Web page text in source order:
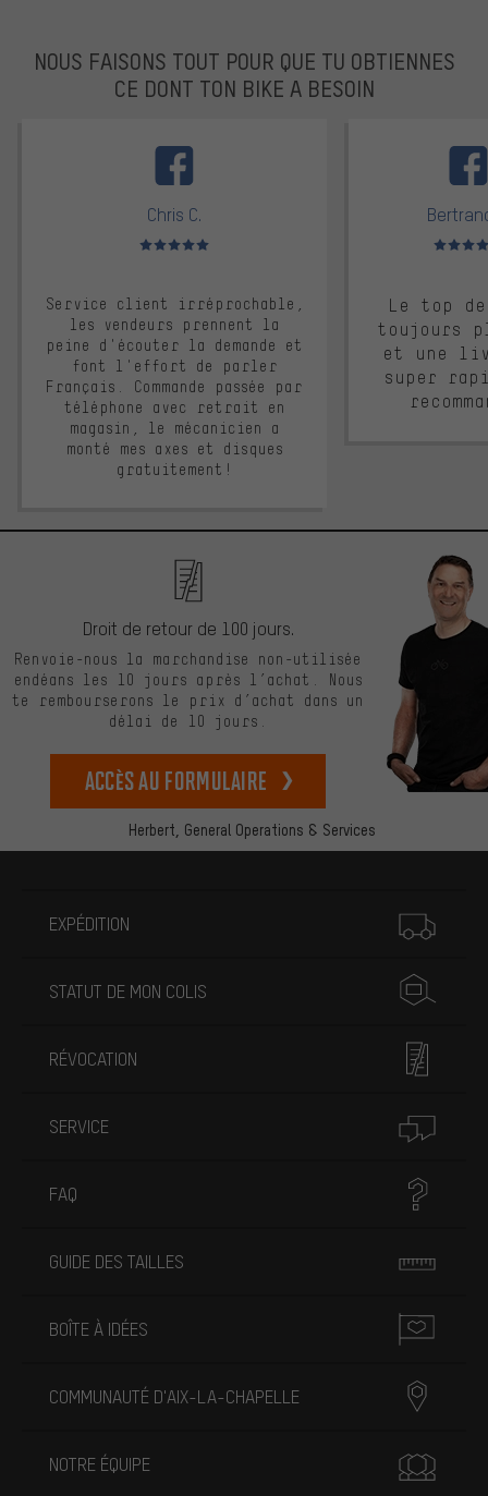
NOUS FAISONS TOUT POUR QUE TU OBTIENNES
CE DONT TON BIKE A BESOIN
Chris C.
Note moyenne : 5 sur 5
Service client irréprochable,
les vendeurs prennent la
peine d'écouter la demande et
font l'effort de parler
Français. Commande passée par
téléphone avec retrait en
magasin, le mécanicien a
monté mes axes et disques
gratuitement!
Note
Le top
toujours
et une
super
Herbert, General Operations & Services
Droit de retour de 100 jours.
Renvoie-nous la marchandise non-utilisée
endéans les 10 jours après l’achat. Nous
te rembourserons le prix d’achat dans un
délai de 10 jours.
Accès au formulaire
EXPÉDITION
STATUT DE MON COLIS
RÉVOCATION
SERVICE
FAQ
GUIDE DES TAILLES
BOÎTE À IDÉES
COMMUNAUTÉ D'AIX-LA-CHAPELLE
NOTRE ÉQUIPE